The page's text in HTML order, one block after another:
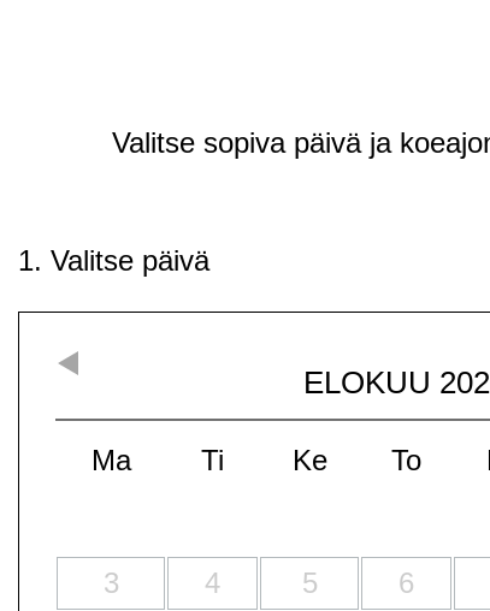
Valitse sopiva päivä ja
1. Valitse päivä
ELOKUU
Ma Ti Ke To
3
4 5 6